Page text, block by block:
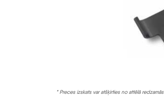
* Preces izskats var atšķirties no attēlā redzamās